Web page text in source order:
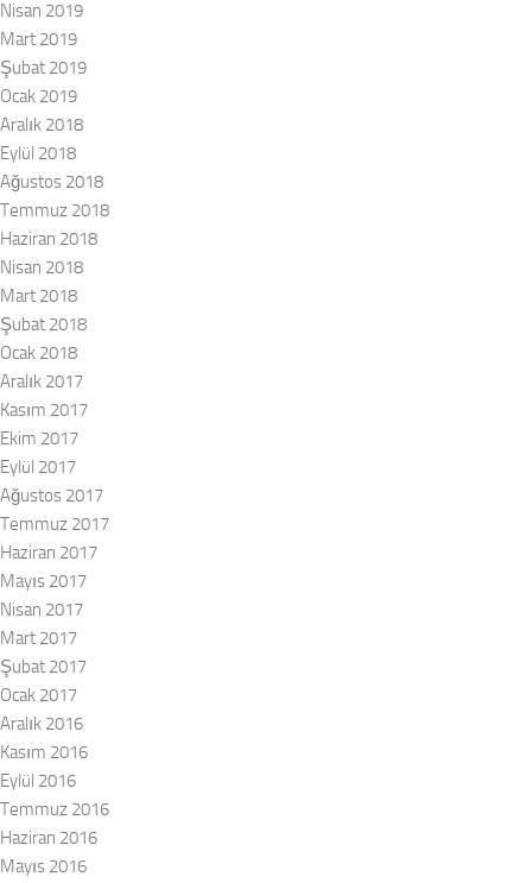
Nisan 2019
Mart 2019
Şubat 2019
Ocak 2019
Aralık 2018
Eylül 2018
Ağustos 2018
Temmuz 2018
Haziran 2018
Nisan 2018
Mart 2018
Şubat 2018
Ocak 2018
Aralık 2017
Kasım 2017
Ekim 2017
Eylül 2017
Ağustos 2017
Temmuz 2017
Haziran 2017
Mayıs 2017
Nisan 2017
Mart 2017
Şubat 2017
Ocak 2017
Aralık 2016
Kasım 2016
Eylül 2016
Temmuz 2016
Haziran 2016
Mayıs 2016